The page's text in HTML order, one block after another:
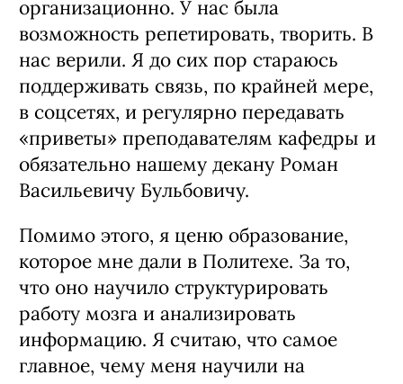
организационно. У нас была
возможность репетировать, творить. В
нас верили. Я до сих пор стараюсь
поддерживать связь, по крайней мере,
в соцсетях, и регулярно передавать
«приветы» преподавателям кафедры и
обязательно нашему декану Роман
Васильевичу Бульбовичу.
Помимо этого, я ценю образование,
которое мне дали в Политехе. За то,
что оно научило структурировать
работу мозга и анализировать
информацию. Я считаю, что самое
главное, чему меня научили на